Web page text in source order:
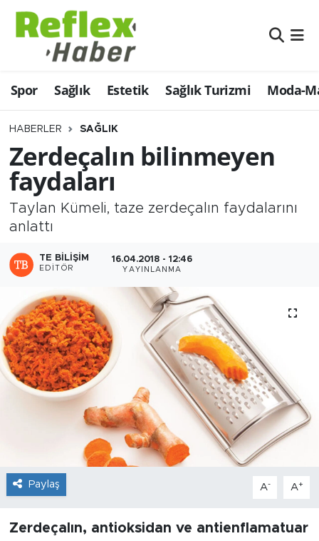
Spor Sağlık Estetik Sağlık Turizmi Moda-
HABERLER SAĞLIK
Zerdeçalın bilinmeyen
faydaları
Taylan Kümeli, taze zerdeçalın faydalarını
anlattı
TE BILIŞIM
EDITÖR
16.04.2018 - 12:46
YAYINLANMA
Paylaş A- A+
Zerdeçalın, antioksidan ve antienflamatuar
Eğitim
Estetik
Firmalardan
Güncel
İş ve Ekonomi
Sağlık
Sağlık Turizmi
Sanat
Spor
Teknoloji
Nöbetçi Eczaneler
Hava Durumu
Namaz Vakitleri
Trafik Durumu
Şampiyonlar Ligi Puan Durumu ve Fikstür
Son Dakika Haberleri
Haber Arşivi